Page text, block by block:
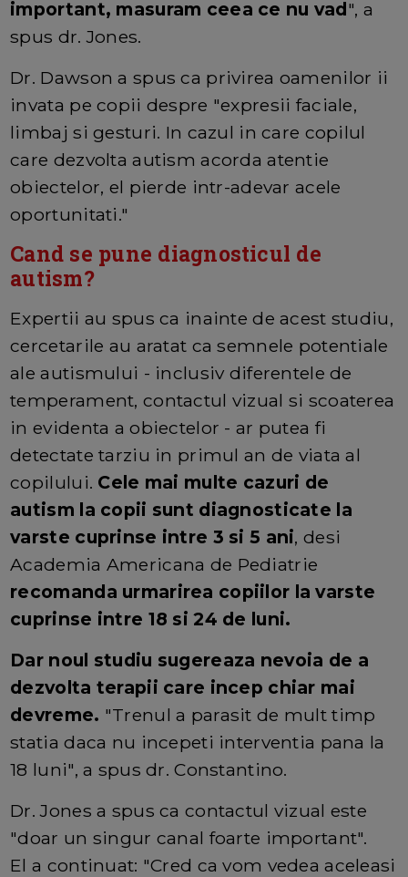
important, masuram ceea ce nu vad", a
spus dr. Jones.
Dr. Dawson a spus ca privirea oamenilor ii
invata pe copii despre "expresii faciale,
limbaj si gesturi. In cazul in care copilul
care dezvolta autism acorda atentie
obiectelor, el pierde intr-adevar acele
oportunitati."
Cand se pune diagnosticul de
autism?
Expertii au spus ca inainte de acest studiu,
cercetarile au aratat ca semnele potentiale
ale autismului - inclusiv diferentele de
temperament, contactul vizual si scoaterea
in evidenta a obiectelor - ar putea fi
detectate tarziu in primul an de viata al
copilului. Cele mai multe cazuri de
autism la copii sunt diagnosticate la
varste cuprinse intre 3 si 5 ani, desi
Academia Americana de Pediatrie
recomanda urmarirea copiilor la varste
cuprinse intre 18 si 24 de luni.
Dar noul studiu sugereaza nevoia de a
dezvolta terapii care incep chiar mai
devreme. "Trenul a parasit de mult timp
statia daca nu incepeti interventia pana la
18 luni", a spus dr. Constantino.
Dr. Jones a spus ca contactul vizual este
"doar un singur canal foarte important".
El a continuat: "Cred ca vom vedea aceleasi